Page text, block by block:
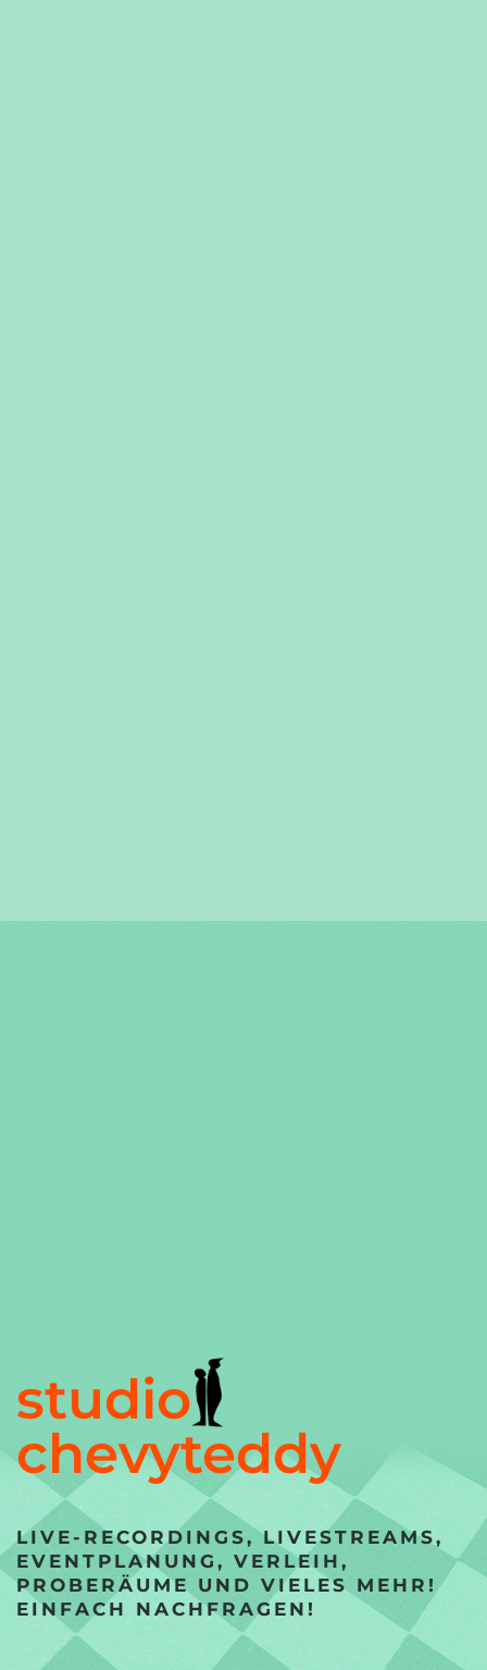
studio
chevyteddy
LIVE-RECORDINGS, LIVESTREAMS,
EVENT­PLANUNG, VERLEIH,
PROBERÄUME UND VIELES MEHR!
EINFACH NACHFRAGEN!